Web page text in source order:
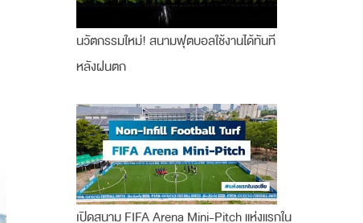
นวัตกรรมใหม่! สนามฟุตบอลใช้งานได้ทันที
หลังฝนตก
เปิดสนาม FIFA Arena Mini-Pitch แห่งแรกใน